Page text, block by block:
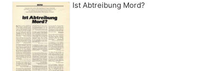
Ist Abtreibung Mord?